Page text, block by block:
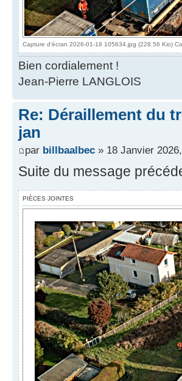
Capture d'écran 2026-01-18 105634.jpg (228.56 Kio)
Bien cordialement !
Jean-Pierre LANGLOIS
Re: Déraillement du
jan
par billbaalbec » 18 Janvier
Suite du message
PIÈCES JOINTES